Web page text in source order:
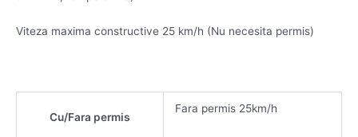
Viteza maxima constructive 25 km/h (Nu necesita permis)
Cu/Fara permis
Fara permis 25km/h